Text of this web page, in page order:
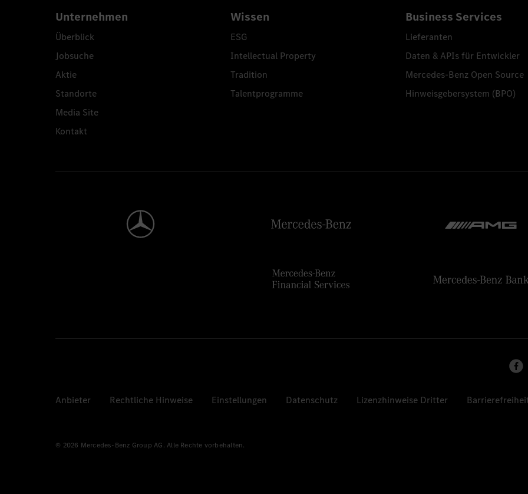
Unternehmen
Überblick
Jobsuche
Aktie
Standorte
Media Site
Kontakt
Wissen
ESG
Intellectual Property
Tradition
Talentprogramme
Business Services
Lieferanten
Daten & APIs für Entwickler
Mercedes-Benz Open Source
Hinweisgebersystem (BPO)
Anbieter Rechtliche Hinweise Einstellungen Datenschutz Lizenzhinweise Dritter
© 2026 Mercedes-Benz Group AG. Alle Rechte vorbehalten.